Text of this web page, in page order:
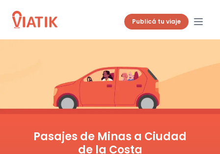
Publicá tu viaje
Pasajes de Minas a Ciudad
de la Costa